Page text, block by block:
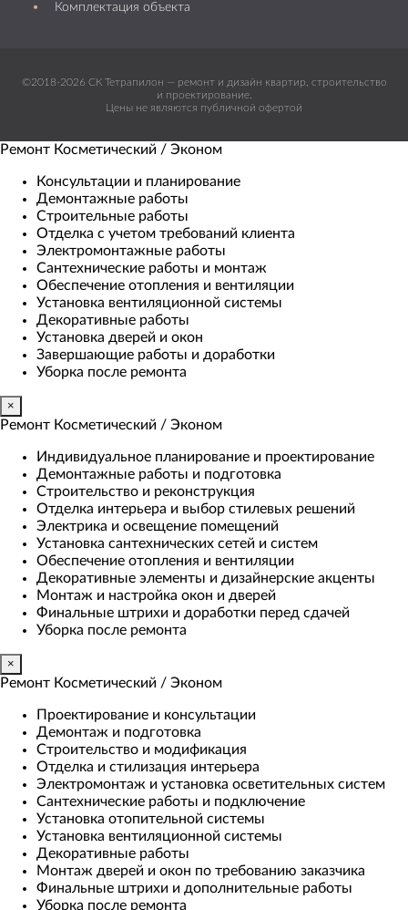
Комплектация объекта
©2018-2026 СК Тетрапилон — ремонт и дизайн квартир, строительство
и проектирование.
Цены не являются публичной офертой
Ремонт Косметический / Эконом​
Консультации и планирование
Демонтажные работы
Строительные работы
Отделка с учетом требований клиента
Электромонтажные работы
Сантехнические работы и монтаж
Обеспечение отопления и вентиляции
Установка вентиляционной системы
Декоративные работы
Установка дверей и окон
Завершающие работы и доработки
Уборка после ремонта
×
Ремонт Косметический / Эконом​
Индивидуальное планирование и проектирование
Демонтажные работы и подготовка
Строительство и реконструкция
Отделка интерьера и выбор стилевых решений
Электрика и освещение помещений
Установка сантехнических сетей и систем
Обеспечение отопления и вентиляции
Декоративные элементы и дизайнерские акценты
Монтаж и настройка окон и дверей
Финальные штрихи и доработки перед сдачей
Уборка после ремонта
×
Ремонт Косметический / Эконом​
Проектирование и консультации
Демонтаж и подготовка
Строительство и модификация
Отделка и стилизация интерьера
Электромонтаж и установка осветительных систем
Сантехнические работы и подключение
Установка отопительной системы
Установка вентиляционной системы
Декоративные работы
Монтаж дверей и окон по требованию заказчика
Финальные штрихи и дополнительные работы
Уборка после ремонта